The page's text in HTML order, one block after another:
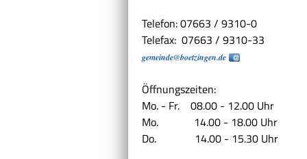
Telefon: 07663 / 9310-0
Telefax: 07663 / 9310-33
gemeinde@boetzingen.de
Öffnungszeiten:
Mo. - Fr. 08.00 - 12.00 Uhr
Mo. 14.00 - 18.00 Uhr
Do. 14.00 - 15.30 Uhr